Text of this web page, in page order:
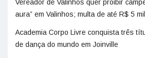
Vereador de Valinhos quer proibir
aura” em Valinhos; multa de até R$ 5 mil
Academia Corpo Livre conquista três
de dança do mundo em Joinville